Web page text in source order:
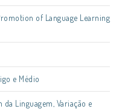
of Language Learning
e Médio
da Linguagem, Variação e